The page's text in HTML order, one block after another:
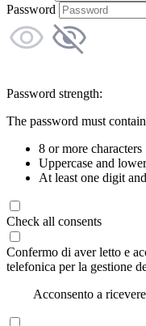
Password
Password strength:
The password must
8 or more characters
Uppercase and
At least one digit
Check all consents
Confermo di aver letto e
telefonica per la gestione
Acconsento a